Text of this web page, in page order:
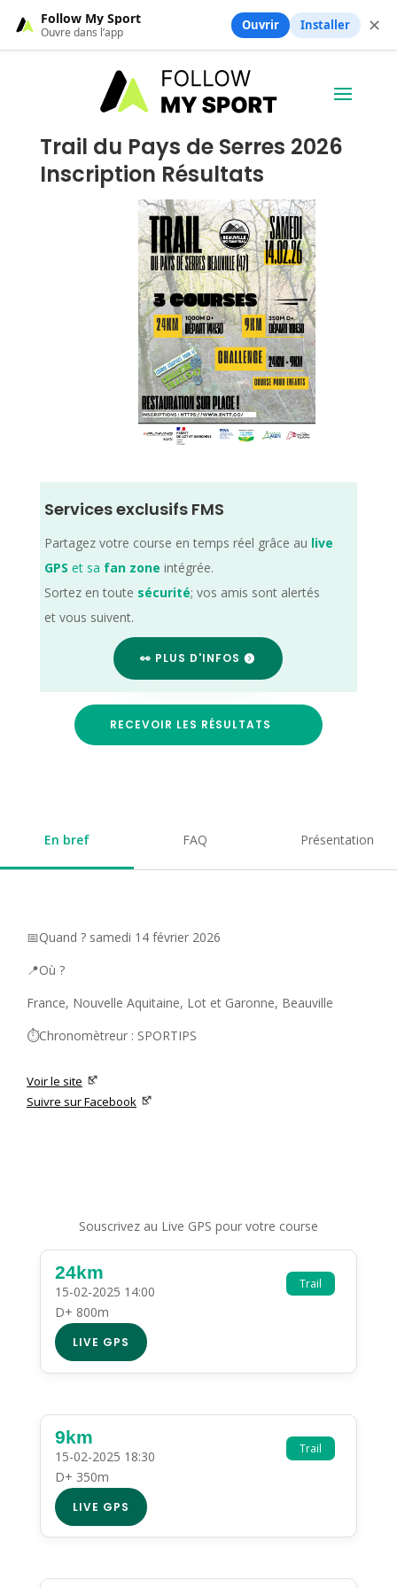
Trail du Pays de Serres 2026
Inscription Résultats
Services exclusifs FMS
Partagez votre course en temps réel grâce au live
GPS et sa fan zone intégrée.
Sortez en toute sécurité; vos amis sont alertés
et vous suivent.
👀 PLUS D'INFOS
RECEVOIR LES RÉSULTATS
En bref FAQ Présentation
📅Quand ? samedi 14 février 2026
📍Où ?
France, Nouvelle Aquitaine, Lot et Garonne, Beauville
⏱️Chronomètreur : SPORTIPS
Voir le site
Suivre sur Facebook
Souscrivez au Live GPS pour votre course
Trail
24km
15-02-2025 14:00
D+ 800m
LIVE GPS
Trail
9km
15-02-2025 18:30
D+ 350m
LIVE GPS
Follow My Sport
Ouvre dans l’app Ouvrir Installer ✕